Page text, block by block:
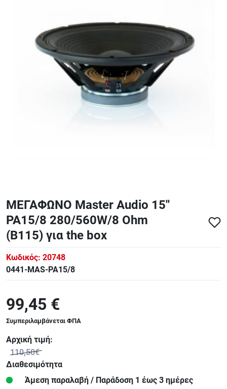
ΜΕΓΑΦΩΝΟ Master Audio 15''
PA15/8 280/560W/8 Ohm
(B115) για the box
Κωδικός: 20748
0441-MAS-PA15/8
99,45 €
Συμπεριλαμβάνεται ΦΠΑ
Αρχική τιμή:
110,50€
Διαθεσιμότητα
Άμεση παραλαβή / Παράδoση 1 έως 3 ημέρες
ΤΕΤΡΑΔΙΑ-DVD-CD